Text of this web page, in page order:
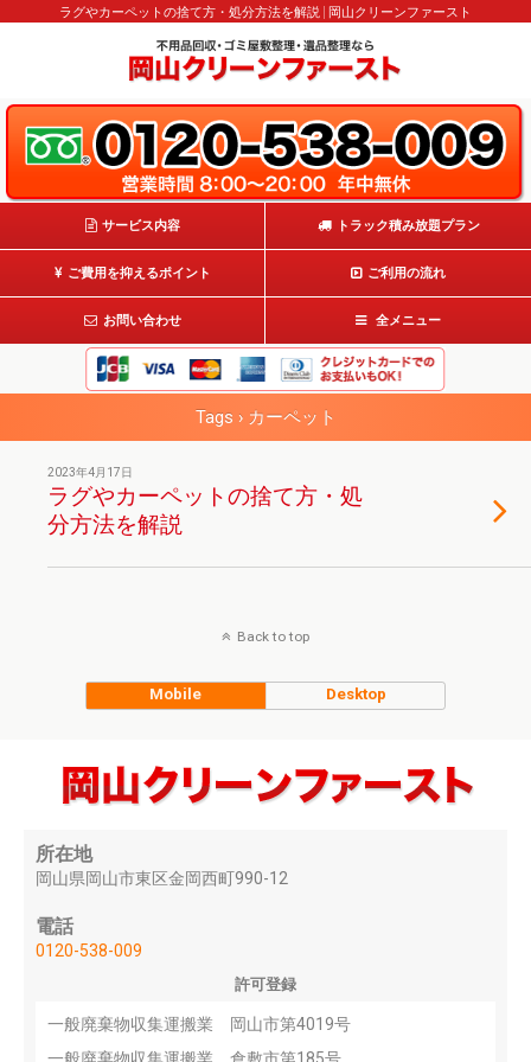
ラグやカーペットの捨て方・処分方法を解説 | 岡山クリーンファースト
サービス内容 トラック積み放題プラン
ご費用を抑えるポイント ご利用の流れ
お問い合わせ 全メニュー
Tags › カーペット
2023年4月17日
ラグやカーペットの捨て方・処
分方法を解説
Back to top
Mobile Desktop
所在地
岡山県岡山市東区金岡西町990-12
電話
0120-538-009
許可登録
一般廃棄物収集運搬業 岡山市第4019号
一般廃棄物収集運搬業 倉敷市第185号